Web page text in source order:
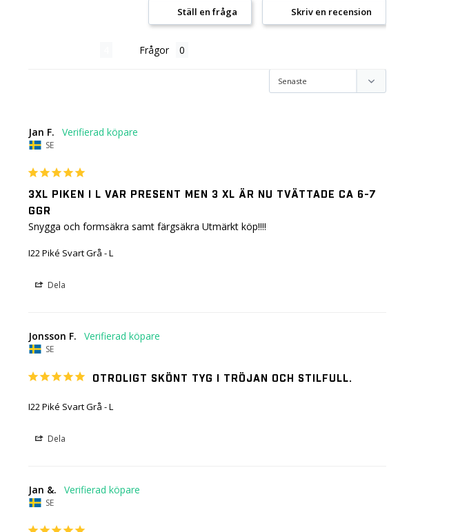
Skriv en recension
Ställ en fråga
Frågor
Jan F.
SE
3XL PIKEN I L VAR PRESENT MEN 3 XL ÄR NU TVÄTTADE CA 6-7
GGR
Snygga och formsäkra samt färgsäkra Utmärkt köp!!!!
I22 Piké Svart Grå - L
Dela
Jonsson F.
SE
OTROLIGT SKÖNT TYG I TRÖJAN OCH STILFULL.
I22 Piké Svart Grå - L
Dela
Jan &.
SE